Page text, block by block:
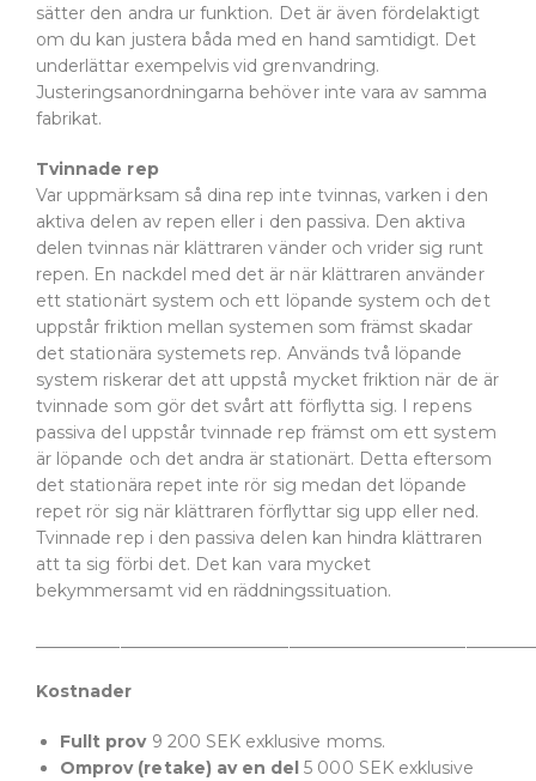
sätter den andra ur funktion. Det är även fördelaktigt
om du kan justera båda med en hand samtidigt. Det
underlättar exempelvis vid grenvandring.
Justeringsanordningarna behöver inte vara av samma
fabrikat.
Tvinnade rep
Var uppmärksam så dina rep inte tvinnas, varken i den
aktiva delen av repen eller i den passiva. Den aktiva
delen tvinnas när klättraren vänder och vrider sig runt
repen. En nackdel med det är när klättraren använder
ett stationärt system och ett löpande system och det
uppstår friktion mellan systemen som främst skadar
det stationära systemets rep. Används två löpande
system riskerar det att uppstå mycket friktion när de är
tvinnade som gör det svårt att förflytta sig. I repens
passiva del uppstår tvinnade rep främst om ett system
är löpande och det andra är stationärt. Detta eftersom
det stationära repet inte rör sig medan det löpande
repet rör sig när klättraren förflyttar sig upp eller ned.
Tvinnade rep i den passiva delen kan hindra klättraren
att ta sig förbi det. Det kan vara mycket
bekymmersamt vid en räddningssituation.
Kostnader
Fullt prov9 200 SEK exklusive moms.
Omprov (retake) av en del 5 000 SEK exklusive